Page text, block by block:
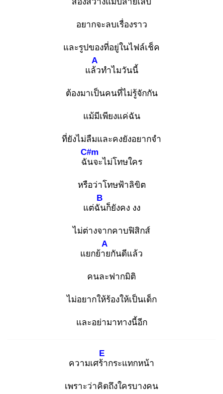
อยากจะลบเรื่องราว
และรูปของที่อยู่ในไฟล์เช็ค
แล้ว
A
ทำไมวันนี้
ต้องมาเป็นคนที่ไม่รู้จักกัน
แม้มีเพียงแค่ฉัน
ที่ยังไม่ลืมและคงยังอยากจำ
ฉัน
C#m
จะไม่โทษใคร
หรือว่าโทษฟ้าลิขิต
แต่ฉัน
B
ก็ยังคง งง
ไม่ต่างจากคาบฟิสิกส์
แยกย้าย
A
กันดีแล้ว
คนละฟากมิติ
ไม่อยากให้ร้องให้เป็นเด็ก
และอย่ามาทางนี้อีก
ความเศร้า
E
กระแทกหน้า
เพราะว่าคิดถึงใครบางคน